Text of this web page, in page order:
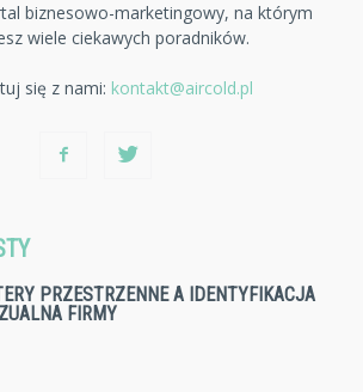
biznesowo-marketingowy, na którym
wiele ciekawych poradników.
się z nami: kontakt@aircold.pl
PRZESTRZENNE A IDENTYFIKACJA
FIRMY